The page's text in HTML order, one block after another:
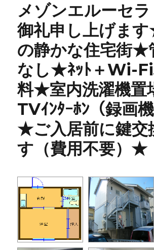
メゾンエルーセ
御礼申し上げま
の静かな住宅街★
なし★ﾈｯﾄ＋Wi-
料★室内洗濯機置
TVｲﾝﾀｰﾎﾝ（録画機
★ご入居前に鍵交
す（費用不要）★